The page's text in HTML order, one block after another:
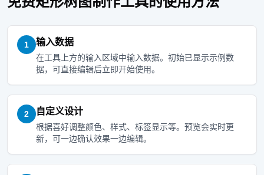
1 输入数据
在工具上方的输入区域中输入数据。初始已显示示例数
据，可直接编辑后立即开始使用。
2 自定义设计
根据喜好调整颜色、样式、标签显示等。预览会实时更
新，可一边确认效果一边编辑。